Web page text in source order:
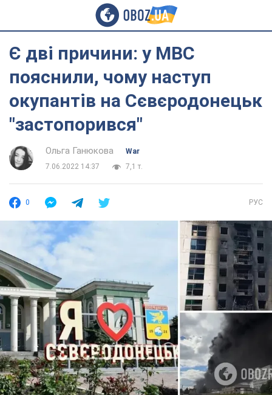
Є дві причини: у МВС
пояснили, чому наступ
окупантів на Сєвєродонецьк
"застопорився"
Ольга Ганюкова
War
7.06.2022 14:37
7,1 т.
0 РУС